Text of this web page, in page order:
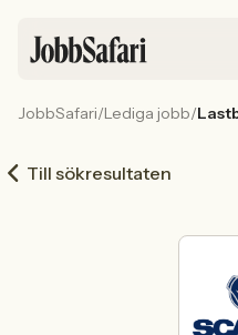
Arbetsliv och karriär
För arbetsgivare
JobbSafari/Lediga jobb/
Till sökresultaten